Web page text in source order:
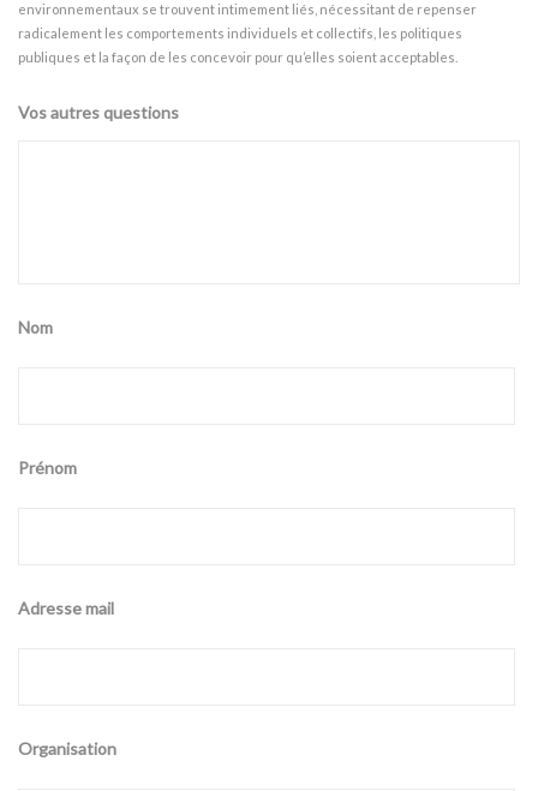
environnementaux se trouvent intimement liés, nécessitant de repenser
radicalement les comportements individuels et collectifs, les politiques
publiques et la façon de les concevoir pour qu’elles soient acceptables.
Vos autres questions
Nom
Prénom
Adresse mail
Organisation